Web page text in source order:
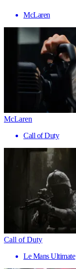
McLaren
McLaren
Call of Duty
Call of Duty
Le Mans Ultimate